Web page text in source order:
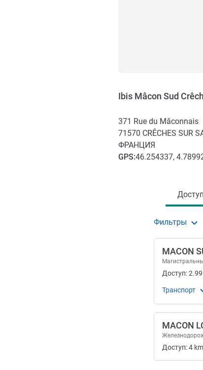
Ibis Mâcon Sud
371 Rue du Mâconnais
71570 CRÊCHES SUR
ФРАНЦИЯ
GPS:46.254337,
Фильтры
MACON
Доступ:2.99
Транспорт
MACON
Доступ:4 km